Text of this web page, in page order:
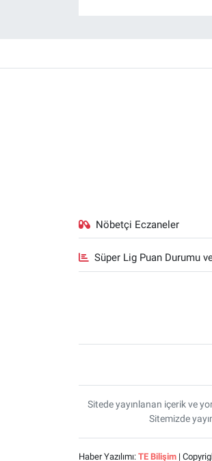
Nöbetçi Eczaneler
Süper Lig Puan Durumu
Sitede yayınlanan içerik ve
Sitemizde
Haber Yazılımı: TE Bilişim|